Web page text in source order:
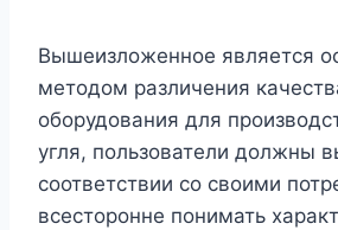
Вышеизложенное является
методом различения
оборудования для
угля, пользователи должны
соответствии со своими
всесторонне понимать